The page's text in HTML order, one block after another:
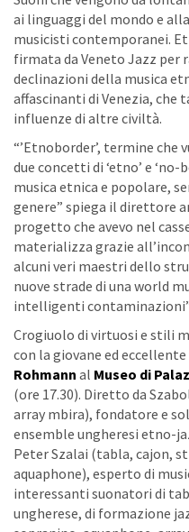
ai linguaggi del mondo e
musicisti contemporanei.
firmata da Veneto Jazz per
declinazioni della musica
affascinanti di Venezia, che
influenze di altre civiltà.
“’Etnoborder’, termine
due concetti di ‘etno’ e ‘no-
musica etnica e popolare,
genere” spiega il direttore
progetto che avevo nel
materializza grazie
alcuni veri maestri dello
nuove strade di una world
intelligenti
Crogiuolo di virtuosi e stili
con la giovane ed
Rohmann al Museo di
(ore 17.30). Diretto da
array mbira), fondatore e
ensemble ungheresi etno-
Peter Szalai (tabla, cajon,
aquaphone), esperto di
interessanti suonatori di
ungherese, di formazione